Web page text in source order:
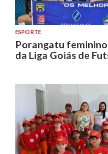
ESPORTE
Porangatu
da Liga Goiás de